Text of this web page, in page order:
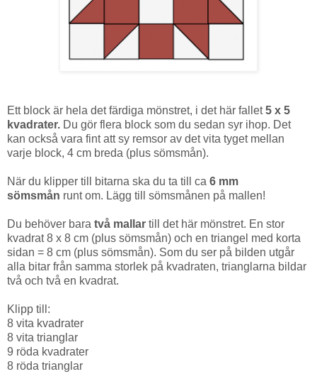
Ett block är hela det färdiga mönstret, i det här fallet5 x 5
kvadrater. Du gör flera block som du sedan syr ihop. Det
kan också vara fint att sy remsor av det vita tyget mellan
varje block, 4 cm breda (plus sömsmån).
När du klipper till bitarna ska du ta till ca 6 mm
sömsmån runt om. Lägg till sömsmånen på mallen!
Du behöver bara två mallar till det här mönstret. En stor
kvadrat 8 x 8 cm (plus sömsmån) och en triangel med korta
sidan = 8 cm (plus sömsmån). Som du ser på bilden utgår
alla bitar från samma storlek på kvadraten, trianglarna bildar
två och två en kvadrat.
Klipp till:
8 vita kvadrater
8 vita trianglar
9 röda kvadrater
8 röda trianglar